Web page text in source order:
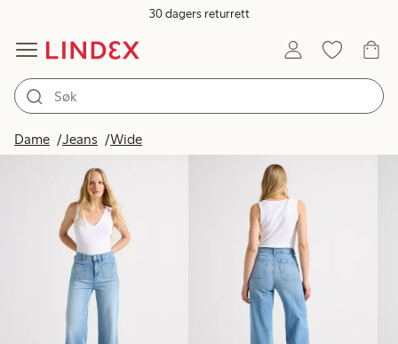
30 dagers returrett
Dame Jeans Wide